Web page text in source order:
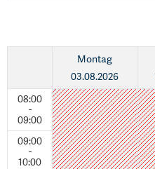
08:00
-
09:00
09:00
-
10:00
Montag
03.08.2026